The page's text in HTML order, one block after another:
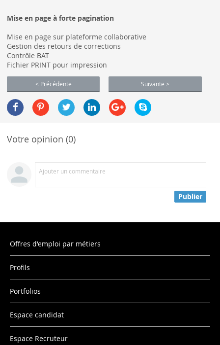
Mise en page à forte pagination
Mise en page sur plateforme collaborative
Gestion des retours de corrections
Contrôle BAT
Fichier PRINT pour impression
< Précédente Suivante >
Votre opinion (0)
Ajouter un commentaire
Publier
Offres d'emploi par métiers
Profils
Portfolios
Espace candidat
Espace Recruteur